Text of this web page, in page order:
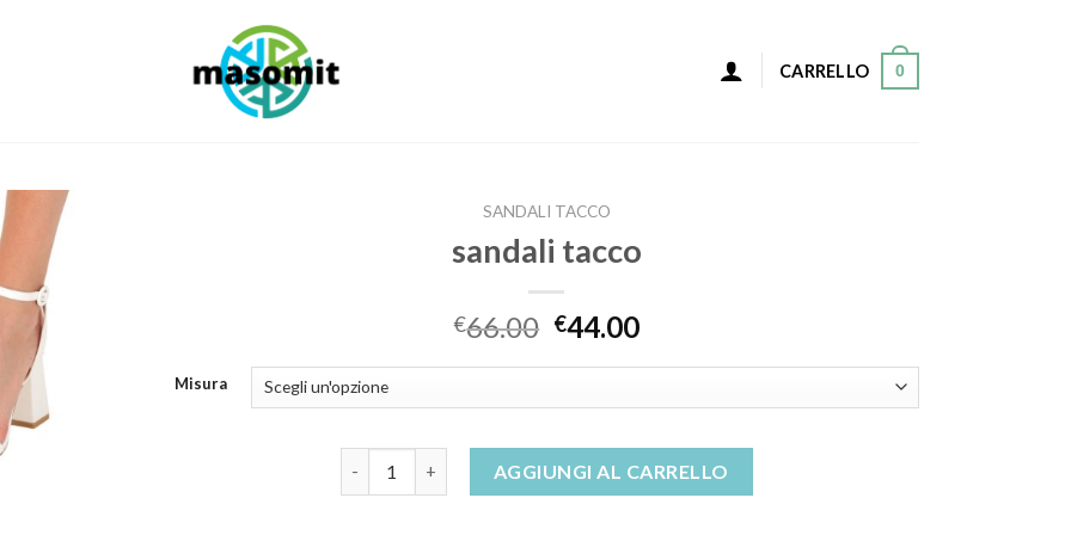
CARRELLO 0
SANDALI TACCO
sandali tacco
€66.00 €44.00
Misura
AGGIUNGI AL CARRELLO